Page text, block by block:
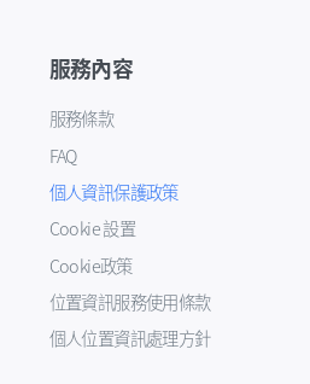
服務內容
服務條款
FAQ
個人資訊保護政策
Cookie 設置
Cookie政策
位置資訊服務使用條款
個人位置資訊處理方針